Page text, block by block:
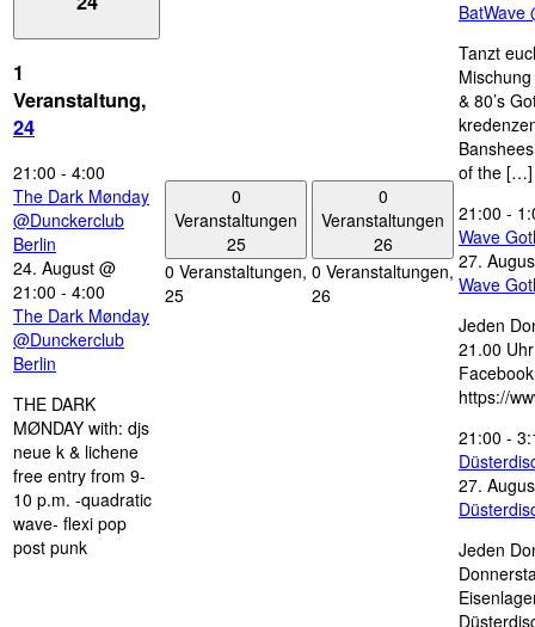
1
Veranstaltung,
24
21:00 - 4:00
The Dark Mønday
@Dunckerclub
Berlin
24. August @
21:00 - 4:00
The Dark Mønday
@Dunckerclub
Berlin
THE DARK
MØNDAY with: djs
neue k & lichene
free entry from 9-
10 p.m. -quadratic
wave- flexi pop
post punk
0
Veranstaltungen
25
0 Veranstaltungen,
25
0
Veranstaltungen
26
0 Veranstaltungen,
26
BatWave
Tanzt
& 80’s
of the […]
21:00 -
Wave
27.
Wave
Jeden
21.00
https://
21:00 -
27.
Jeden